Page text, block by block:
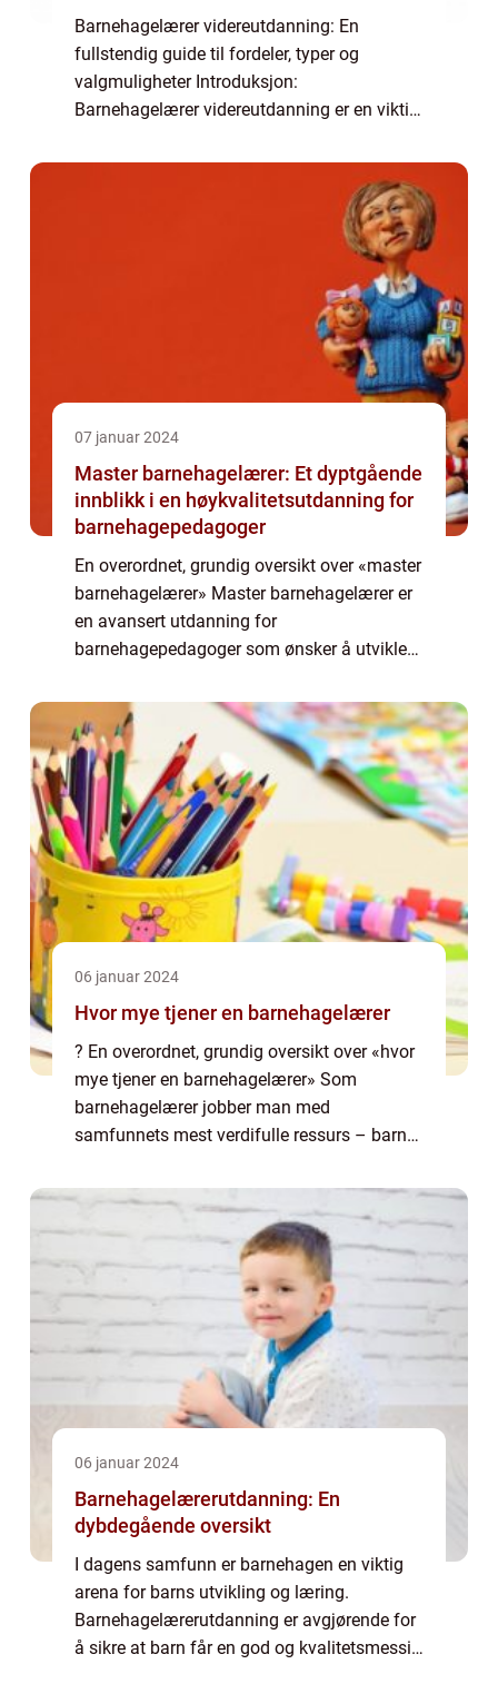
Barnehagelærer videreutdanning: En
fullstendig guide til fordeler, typer og
valgmuligheter Introduksjon:
Barnehagelærer videreutdanning er en viktig
forbedre sine ferdigheter innenfor
07 januar 2024
Master barnehagelærer: Et dyptgående
innblikk i en høykvalitetsutdanning for
barnehagepedagoger
En overordnet, grundig oversikt over «master
barnehagelærer» Master barnehagelærer er
en avansert utdanning for
barnehagepedagoger som ønsker å utvikle
barnehagefeltet. Denne høyere utdanningen
gi...
06 januar 2024
Hvor mye tjener en barnehagelærer
? En overordnet, grundig oversikt over «hvor
mye tjener en barnehagelærer» Som
barnehagelærer jobber man med
samfunnets mest verdifulle ressurs – barna.
barnehagelærer for å dekke både ansvar og
06 januar 2024
Barnehagelærerutdanning: En
dybdegående oversikt
I dagens samfunn er barnehagen en viktig
arena for barns utvikling og læring.
Barnehagelærerutdanning er avgjørende for
å sikre at barn får en god og kvalitetsmessig